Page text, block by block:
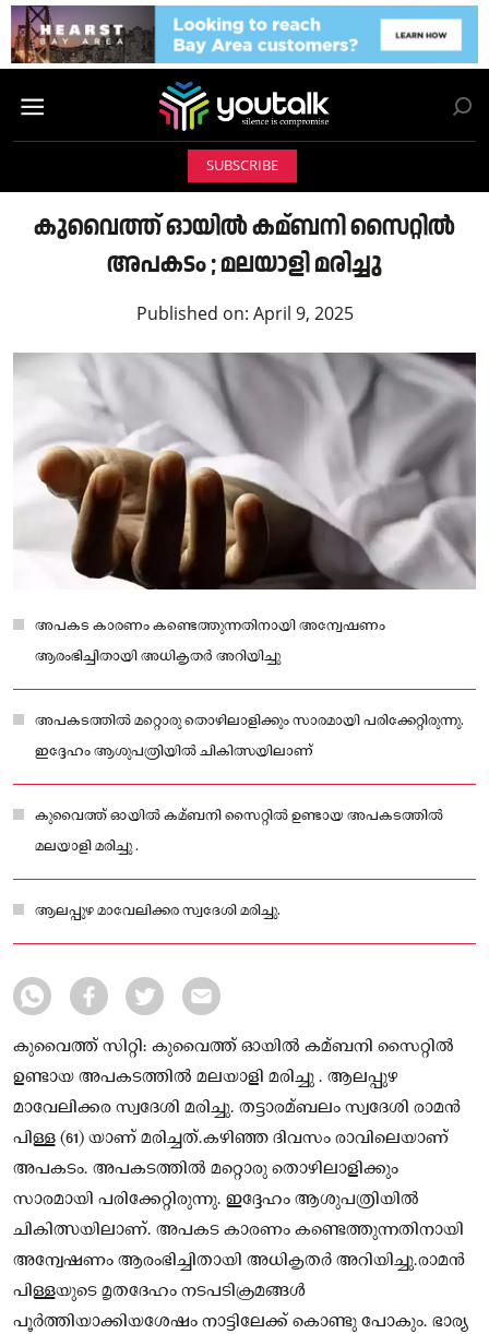
SUBSCRIBE
കുവൈത്ത് ഓയിൽ കമ്ബനി സൈറ്റിൽ
അപകടo ; മലയാളി മരിച്ചു
Published on: April 9, 2025
അപകട കാരണം കണ്ടെത്തുന്നതിനായി അന്വേഷണം
ആരംഭിച്ചിതായി അധികൃതർ അറിയിച്ചു
അപകടത്തിൽ മറ്റൊരു തൊഴിലാളിക്കും സാരമായി പരിക്കേറ്റിരുന്നു.
ഇദ്ദേഹം ആശുപത്രിയിൽ ചികിത്സയിലാണ്
കുവൈത്ത് ഓയിൽ കമ്ബനി സൈറ്റിൽ ഉണ്ടായ അപകടത്തിൽ
മലയാളി മരിച്ചു .
ആലപ്പുഴ മാവേലിക്കര സ്വദേശി മരിച്ചു.
കുവൈത്ത് സിറ്റി: കുവൈത്ത് ഓയിൽ കമ്ബനി സൈറ്റിൽ
ഉണ്ടായ അപകടത്തിൽ മലയാളി മരിച്ചു . ആലപ്പുഴ
മാവേലിക്കര സ്വദേശി മരിച്ചു. തട്ടാരമ്ബലം സ്വദേശി രാമൻ
പിള്ള (61) യാണ് മരിച്ചത്.കഴിഞ്ഞ ദിവസം രാവിലെയാണ്
അപകടം. അപകടത്തിൽ മറ്റൊരു തൊഴിലാളിക്കും
സാരമായി പരിക്കേറ്റിരുന്നു. ഇദ്ദേഹം ആശുപത്രിയിൽ
ചികിത്സയിലാണ്. അപകട കാരണം കണ്ടെത്തുന്നതിനായി
അന്വേഷണം ആരംഭിച്ചിതായി അധികൃതർ അറിയിച്ചു.രാമൻ
പിള്ളയുടെ മൃതദേഹം നടപടിക്രമങ്ങൾ
പൂർത്തിയാക്കിയശേഷം നാട്ടിലേക്ക് കൊണ്ടു പോകും. ഭാര്യ